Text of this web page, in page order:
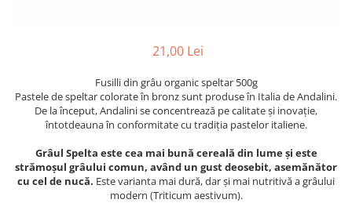
REMEDII NATURISTE
TOATE PRODUSELE
21,00 Lei
Fusilli din grâu organic speltar 500g
Pastele de speltar colorate în bronz sunt produse în Italia de Andalini.
De la început, Andalini se concentrează pe calitate și inovație,
întotdeauna în conformitate cu tradiția pastelor italiene.
Grâul Spelta este cea mai bună cereală din lume și este
strămoșul grâului comun, având un gust deosebit, asemănător
cu cel de nucă. Este varianta mai dură, dar și mai nutritivă a grâului
modern (Triticum aestivum).